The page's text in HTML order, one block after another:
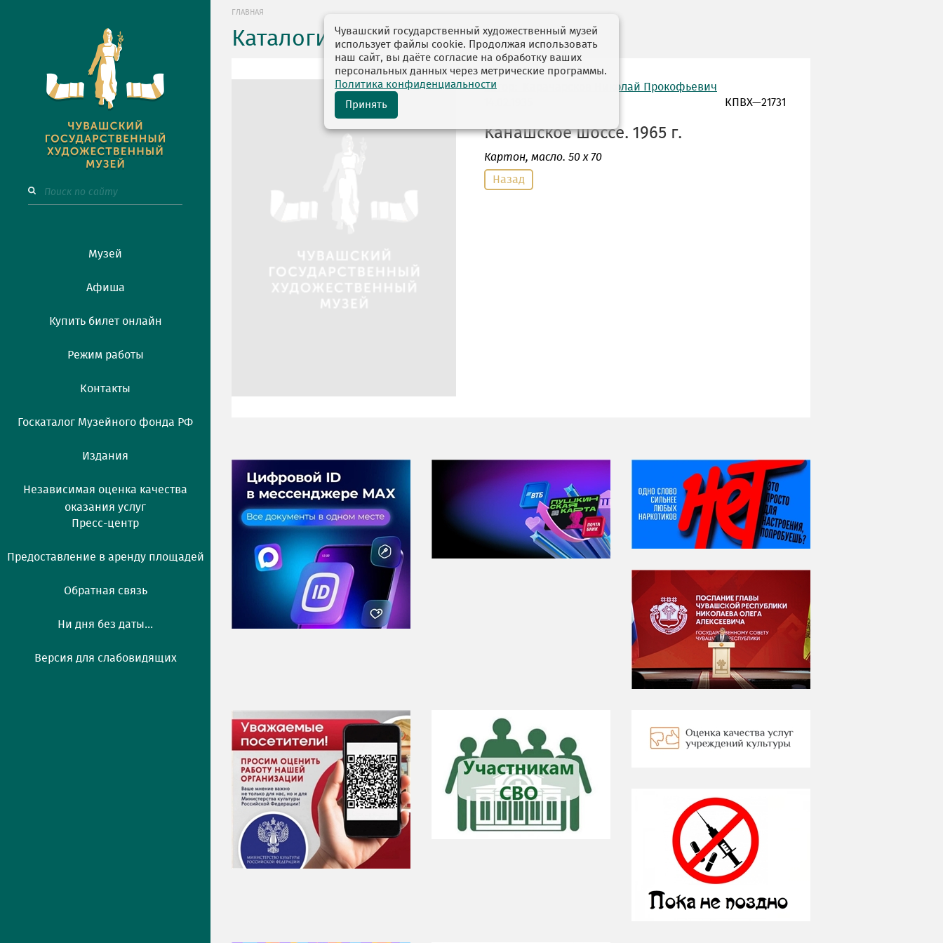
Музей
Афиша
Купить билет онлайн
Режим работы
Контакты
Госкаталог Музейного фонда РФ
Издания
Независимая оценка качества
оказания услуг
Пресс-центр
Предоставление в аренду площадей
Обратная связь
Ни дня без даты...
Версия для слабовидящих
ГЛАВНАЯ
Каталоги выставок
автор: Карачарсков Николай Прокофьевич
КПВХ—21731
Канашское шоссе. 1965 г.
Картон, масло. 50 х 70
Назад
НИ ДНЯ БЕЗ ДАТЫ...
08 августа
ВСЕМИРНЫЙ ДЕНЬ
КОШЕК
Чувашский государственный художественный музей
использует файлы cookie. Продолжая использовать
наш сайт, вы даёте согласие на обработку ваших
персональных данных через метрические программы.
Политика конфиденциальности
Принять